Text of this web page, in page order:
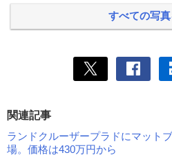
すべての写
関連記事
ランドクルーザープラドにマット
場。価格は430万円から